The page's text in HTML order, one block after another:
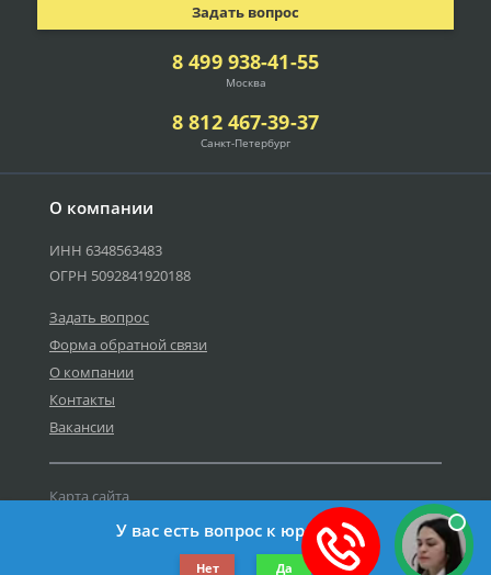
О компании
ИНН 6348563483
ОГРН 5092841920188
Задать вопрос
Форма обратной связи
О компании
Контакты
Вакансии
©2019-2026 Все права защищены.
Карта сайта
Политика персональных данных
8 499 938-41-55
Москва
8 812 467-39-37
Санкт-Петербург
Задать вопрос
У вас есть вопрос к юристу?
Нет Да